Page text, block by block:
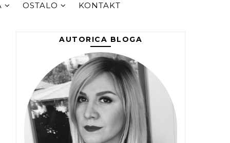
OSTALO KONTAKT
AUTORICA BLOGA